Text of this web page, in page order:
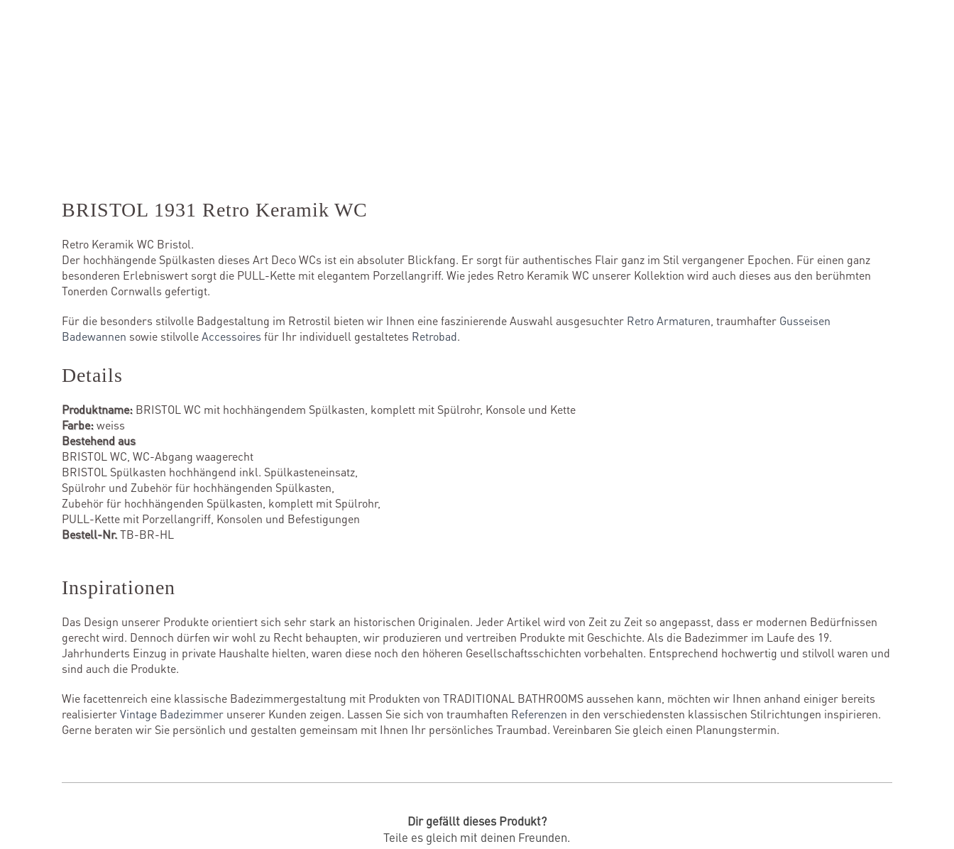
BRISTOL 1931 Retro Keramik WC
Retro Keramik WC Bristol.
Der hochhängende Spülkasten dieses Art Deco WCs ist ein absoluter Blickfang. Er sorgt für authentisches Flair ganz im Stil vergangener Epochen. Für einen ganz
besonderen Erlebniswert sorgt die PULL-Kette mit elegantem Porzellangriff. Wie jedes Retro Keramik WC unserer Kollektion wird auch dieses aus den berühmten
Tonerden Cornwalls gefertigt.
Für die besonders stilvolle Badgestaltung im Retrostil bieten wir Ihnen eine faszinierende Auswahl ausgesuchter Retro Armaturen , traumhafter Gusseisen
Badewannen sowie stilvolleAccessoires für Ihr individuell gestaltetes Retrobad.
Details
Produktname: BRISTOL WC mit hochhängendem Spülkasten, komplett mit Spülrohr, Konsole und Kette
Farbe:weiss
Bestehend aus
BRISTOL WC, WC-Abgang waagerecht
BRISTOL Spülkasten hochhängend inkl. Spülkasteneinsatz,
Spülrohr und Zubehör für hochhängenden Spülkasten,
Zubehör für hochhängenden Spülkasten, komplett mit Spülrohr,
PULL-Kette mit Porzellangriff, Konsolen und Befestigungen
Bestell-Nr.TB-BR-HL
Inspirationen
Das Design unserer Produkte orientiert sich sehr stark an historischen Originalen. Jeder Artikel wird von Zeit zu Zeit so angepasst, dass er modernen Bedürfnissen
gerecht wird. Dennoch dürfen wir wohl zu Recht behaupten, wir produzieren und vertreiben Produkte mit Geschichte. Als die Badezimmer im Laufe des 19.
Jahrhunderts Einzug in private Haushalte hielten, waren diese noch den höheren Gesellschaftsschichten vorbehalten. Entsprechend hochwertig und stilvoll waren und
sind auch die Produkte.
Wie facettenreich eine klassische Badezimmergestaltung mit Produkten von TRADITIONAL BATHROOMS aussehen kann, möchten wir Ihnen anhand einiger bereits
realisierterVintage Badezimmer unserer Kunden zeigen. Lassen Sie sich von traumhaften Referenzen in den verschiedensten klassischen Stilrichtungen inspirieren.
Gerne beraten wir Sie persönlich und gestalten gemeinsam mit Ihnen Ihr persönliches Traumbad. Vereinbaren Sie gleich einen Planungstermin.
Dir gefällt dieses Produkt?
Teile es gleich mit deinen Freunden.